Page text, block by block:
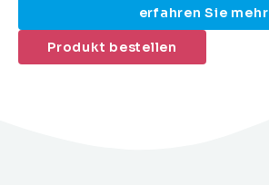
erfahren Sie mehr
Produkt bestellen